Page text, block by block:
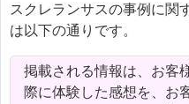
スクレランサスの事例に関
は以下の通りです。
掲載される情報は、お客
際に体験した感想を、お